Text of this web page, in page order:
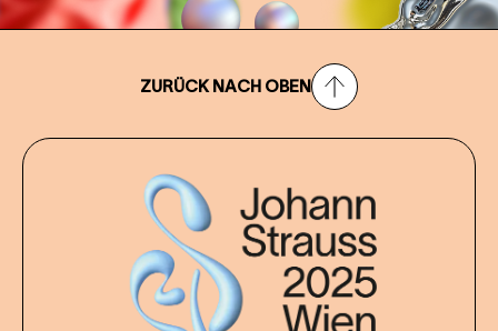
ZURÜCK NACH OBEN